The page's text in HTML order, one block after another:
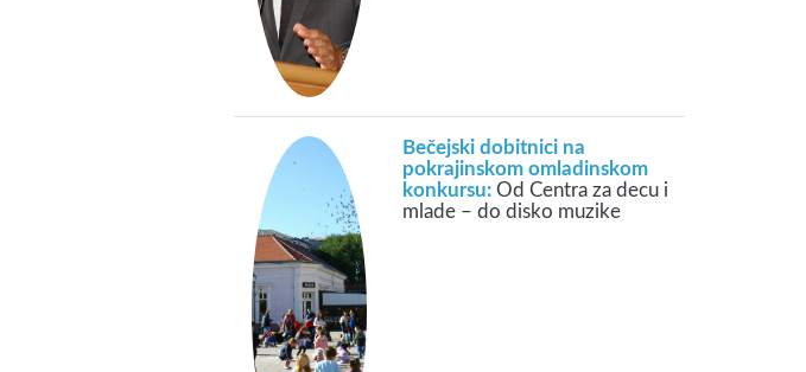
Bečejski dobitnici na
pokrajinskom omladinskom
konkursu: Od Centra za decu i
mlade – do disko muzike